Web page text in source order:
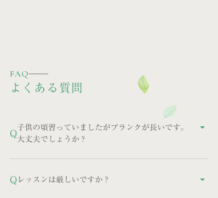
FAQ
よくある質問
Q子供の頃習っていましたがブランクが長いです。
大丈夫でしょうか？
arrow_drop_up
大丈夫です。30年ぶり、40年ぶりにピアノを再開され
た方は多くいらっしゃいます。土台がある分、感覚が
戻るのも早いです。ぜひご相談ください。
Qレッスンは厳しいですか？ arrow_drop_up